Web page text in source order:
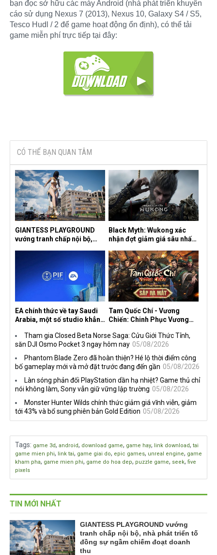
bạn đọc sở hữu các máy Android (nhà phát triển khuyên
cáo sử dụng Nexus 7 (2013), Nexus 10, Galaxy S4 / S5,
Tesco Hudl / 2 để game hoạt động ổn định), có thể tải
game miễn phí trực tiếp tại đây:
CÓ THỂ BẠN QUAN TÂM
GIANTESS PLAYGROUND
vướng tranh chấp nội bộ,
ngầm chiếm đoạt doanh thu
Black Myth: Wukong xác
nhận đợt giảm giá sâu nhất
trên mọi nền tảng
EA chính thức về tay Saudi
Arabia, một số studio khẳng
lược DEI
Tam Quốc Chí - Vương
Chiến: Chinh Phục Vương
sáu thị trường Đông Nam Á
Tham gia Closed Beta Norse Saga: Cửu Giới Thức Tỉnh,
săn DJI Osmo Pocket 3 ngay hôm nay 05/08/2026
Phantom Blade Zero đã hoàn thiện? Hé lộ thời điểm công
bố gameplay mới và mở đặt trước đang đến gần 05/08/2026
Làn sóng phản đối PlayStation dần hạ nhiệt? Game thủ chỉ
nói không làm, Sony vẫn giữ vững lập trường 05/08/2026
Monster Hunter Wilds chính thức giảm giá vĩnh viễn, giảm
tới 43% và bổ sung phiên bản Gold Edition 05/08/2026
Tags: game 3d, android, download game, game hay, link download, tai
game mien phi, link tai, game giai do, epic games, unreal engine, game
kham pha, game mien phi, game do hoa dep, puzzle game, seek, five
pixels
TIN MỚI NHẤT
GIANTESS PLAYGROUND vướng
tranh chấp nội bộ, nhà phát triển tố
đồng sự ngầm chiếm đoạt doanh
thu